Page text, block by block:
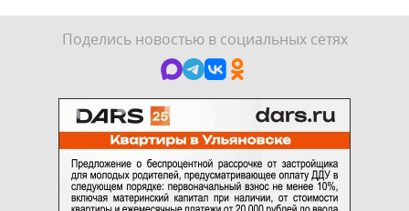
Поделись новостью в социальных сетях